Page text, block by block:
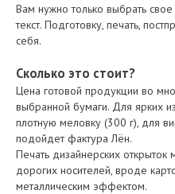
Вам нужно только выбрать
текст. Подготовку, печать,
себя.
Сколько это стоит?
Цена готовой продукции во
выбранной бумаги. Для ярких
плотную меловку (300 г), для
подойдет фактура Лён.
Печать дизайнерских
дорогих носителей, вроде
металлическим эффектом.